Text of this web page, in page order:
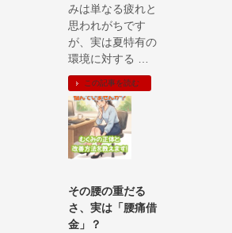
みは単なる疲れと
思われがちです
が、実は夏特有の
環境に対する …
この記事を読む
その腰の重だる
さ、実は「腰痛借
金」？